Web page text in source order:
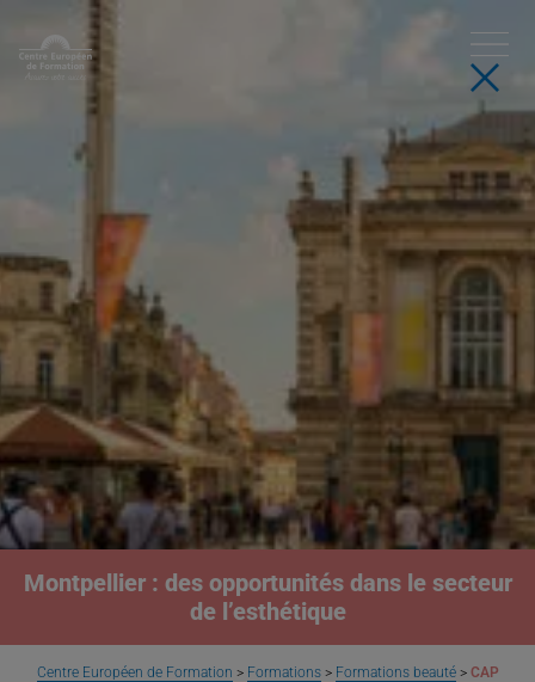
Montpellier : des opportunités dans le secteur
de l’esthétique
Centre Européen de Formation > Formations> Formations beauté> CAP